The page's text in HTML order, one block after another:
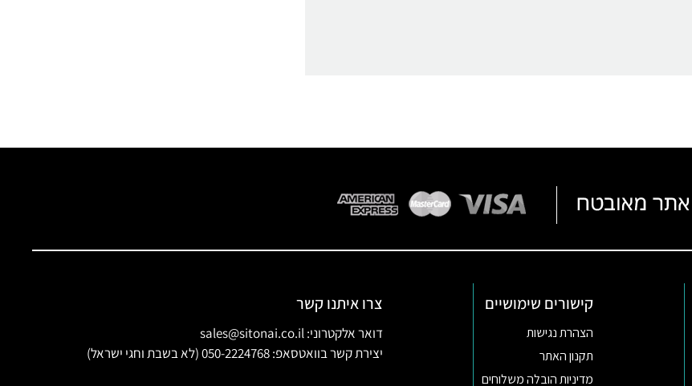
קישורים שימושיים
הצהרת נגישות
תקנון האתר
מדיניות הובלה משלוחים
צרו איתנו קשר
דואר אלקטרוני: sales@sitonai.co.il
יצירת קשר בוואטסאפ: 050-2224768 (לא בשבת וחגי ישראל)